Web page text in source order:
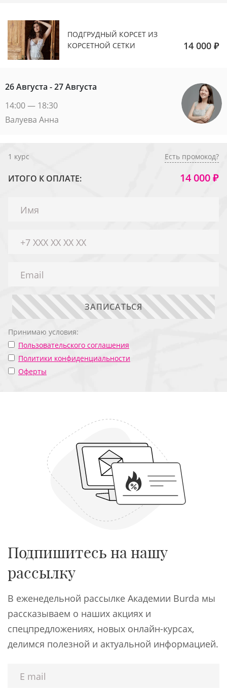
ПОДГРУДНЫЙ КОРСЕТ ИЗ
КОРСЕТНОЙ СЕТКИ
14 000 ₽
26 Августа - 27 Августа
14:00 — 18:30
Валуева Анна
1 курс Есть промокод?
ИТОГО К ОПЛАТЕ: 14 000 ₽
ЗАПИСАТЬСЯ
Принимаю условия:
Пользовательского соглашения
Политики конфиденциальности
Оферты
Подпишитесь на нашу
рассылку
В еженедельной рассылке Академии Burda мы
рассказываем о наших акциях и
спецпредложениях, новых онлайн-курсах,
делимся полезной и актуальной информацией.